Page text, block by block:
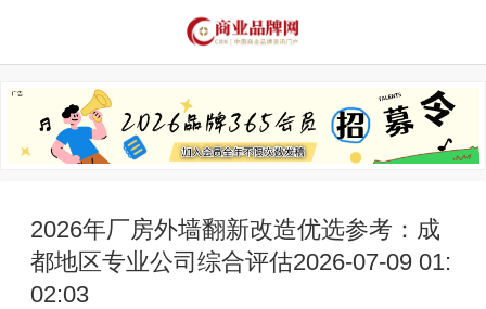
推荐品牌 品牌故事
2026年厂房外墙翻新改造优选参考：成
都地区专业公司综合评估2026-07-09 01:
02:03